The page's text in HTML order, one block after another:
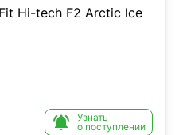
Hi-tech F2 Arctic Ice

Узнать
о поступлении